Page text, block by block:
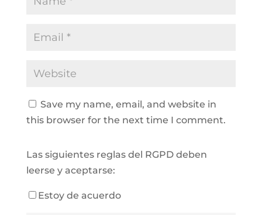
Save my name, email, and website in
this browser for the next time I comment.
Las siguientes reglas del RGPD deben
leerse y aceptarse:
Estoy de acuerdo